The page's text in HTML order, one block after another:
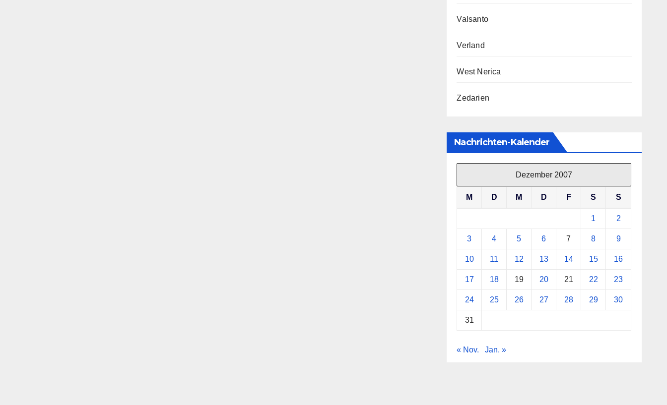
Valsanto
Verland
West Nerica
Zedarien
Nachrichten-Kalender
Dezember 2007
M D M D F S S
1 2
3 4 5 6 7 8 9
10 11 12 13 14 15 16
17 18 19 20 21 22 23
24 25 26 27 28 29 30
31
« Nov. Jan. »